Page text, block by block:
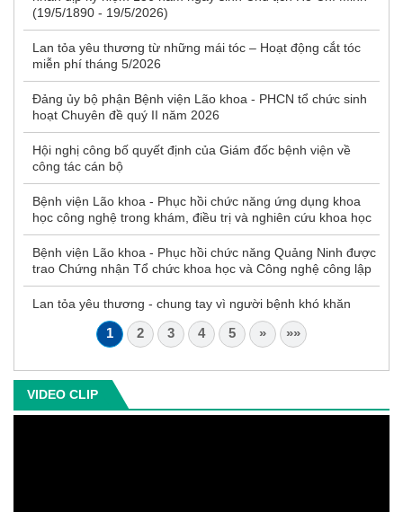
(19/5/1890 - 19/5/2026)
Lan tỏa yêu thương từ những mái tóc – Hoạt động cắt tóc
miễn phí tháng 5/2026
Đảng ủy bộ phận Bệnh viện Lão khoa - PHCN tổ chức sinh
hoạt Chuyên đề quý II năm 2026
Hội nghị công bố quyết định của Giám đốc bệnh viện về
công tác cán bộ
Bệnh viện Lão khoa - Phục hồi chức năng ứng dụng khoa
học công nghệ trong khám, điều trị và nghiên cứu khoa học
Bệnh viện Lão khoa - Phục hồi chức năng Quảng Ninh được
trao Chứng nhận Tổ chức khoa học và Công nghệ công lập
Lan tỏa yêu thương - chung tay vì người bệnh khó khăn
1 2 3 4 5 » »»
VIDEO CLIP